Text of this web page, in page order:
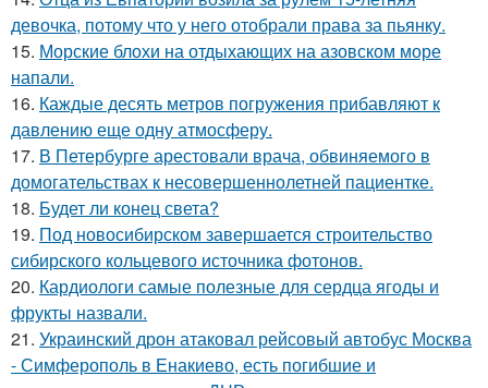
девочка, потому что у него отобрали права за пьянку.
15. Морские блохи на отдыхающих на азовском море
напали.
16. Каждые десять метров погружения прибавляют к
давлению еще одну атмосферу.
17. В Петербурге арестовали врача, обвиняемого в
домогательствах к несовершеннолетней пациентке.
18. Будет ли конец света?
19. Под новосибирском завершается строительство
сибирского кольцевого источника фотонов.
20. Кардиологи самые полезные для сердца ягоды и
фрукты назвали.
21. Украинский дрон атаковал рейсовый автобус Москва
- Симферополь в Енакиево, есть погибшие и